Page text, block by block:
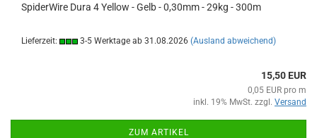
SpiderWire Dura 4 Yellow - Gelb - 0,30mm - 29kg - 300m
Lieferzeit: 3-5 Werktage ab 31.08.2026 (Ausland abweichend)
15,50 EUR
0,05 EUR pro m
inkl. 19% MwSt. zzgl. Versand
ZUM ARTIKEL